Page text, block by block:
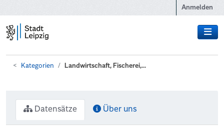
Anmelden
Kategorien Landwirtschaft, Fischerei,...
Datensätze Über uns